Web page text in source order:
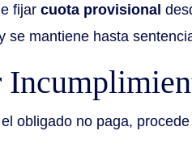
fijar cuota provisional
se mantiene hasta
obligado no paga, procede